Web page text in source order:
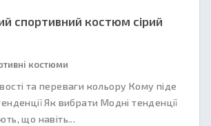
спортивний костюм сірий
костюми
та переваги кольору Кому піде
Як вибрати Модні тенденції
що навіть...